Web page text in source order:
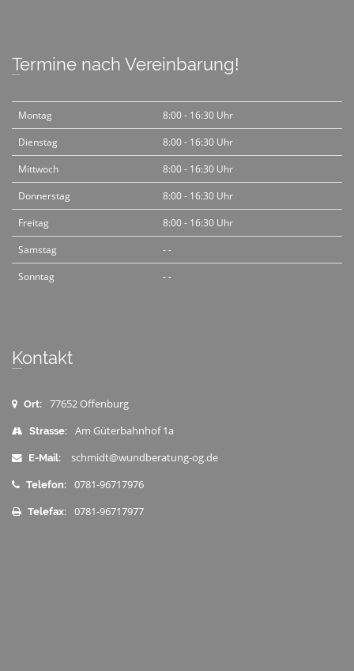
Termine nach Vereinbarung!
Montag
8:00 - 16:30 Uhr
Dienstag
8:00 - 16:30 Uhr
Mittwoch
8:00 - 16:30 Uhr
Donnerstag
8:00 - 16:30 Uhr
Freitag
8:00 - 16:30 Uhr
Samstag
- -
Sonntag
- -
Kontakt
Ort: 77652 Offenburg
Strasse: Am Güterbahnhof 1a
E-Mail: schmidt@wundberatung-og.de
Telefon: 0781-96717976
Telefax: 0781-96717977